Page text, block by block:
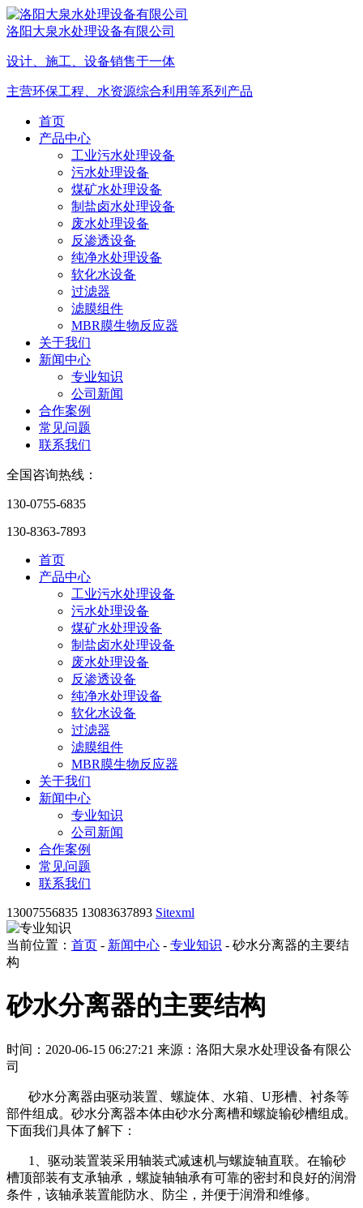
洛阳大泉水处理设备有限公司
设计、施工、设备销售于一体
主营环保工程、水资源综合利用等系列产品
首页
产品中心
工业污水处理设备
污水处理设备
煤矿水处理设备
制盐卤水处理设备
废水处理设备
反渗透设备
纯净水处理设备
软化水设备
过滤器
滤膜组件
MBR膜生物反应器
关于我们
新闻中心
专业知识
公司新闻
合作案例
常见问题
联系我们
全国咨询热线：
130-0755-6835
130-8363-7893
首页
产品中心
工业污水处理设备
污水处理设备
煤矿水处理设备
制盐卤水处理设备
废水处理设备
反渗透设备
纯净水处理设备
软化水设备
过滤器
滤膜组件
MBR膜生物反应器
关于我们
新闻中心
专业知识
公司新闻
合作案例
常见问题
联系我们
13007556835 13083637893 Sitexml
当前位置： 首页 - 新闻中心 - 专业知识 - 砂水分离器的主要结
构
砂水分离器的主要结构
时间：2020-06-15 06:27:21 来源：洛阳大泉水处理设备有限公
司
砂水分离器由驱动装置、螺旋体、水箱、U形槽、衬条等
部件组成。砂水分离器本体由砂水分离槽和螺旋输砂槽组成。
下面我们具体了解下：
1、驱动装置装采用轴装式减速机与螺旋轴直联。在输砂
槽顶部装有支承轴承，螺旋轴轴承有可靠的密封和良好的润滑
条件，该轴承装置能防水、防尘，并便于润滑和维修。